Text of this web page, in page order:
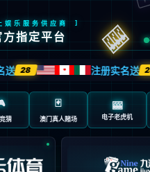
请稍后再试～
为API开发设计的高性能框架 }